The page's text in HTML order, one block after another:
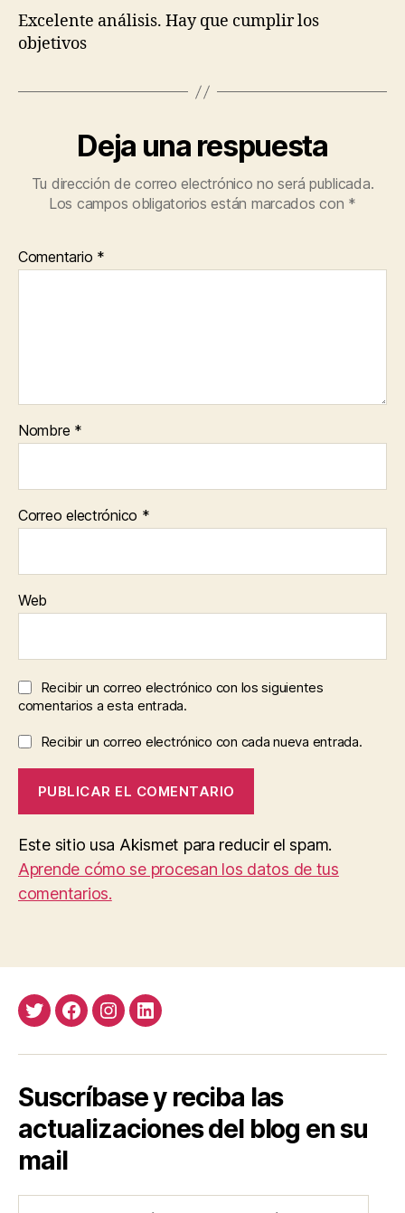
Excelente análisis. Hay que cumplir los
objetivos
Deja una respuesta
Tu dirección de correo electrónico no será publicada.
Los campos obligatorios están marcados con *
Comentario *
Nombre *
Correo electrónico *
Web
Recibir un correo electrónico con los siguientes
comentarios a esta entrada.
Recibir un correo electrónico con cada nueva entrada.
Este sitio usa Akismet para reducir el spam.
Aprende cómo se procesan los datos de tus
comentarios.
TwitterFacebook
InstagramLinkedIn
Suscríbase y reciba las
actualizaciones del blog en su
mail